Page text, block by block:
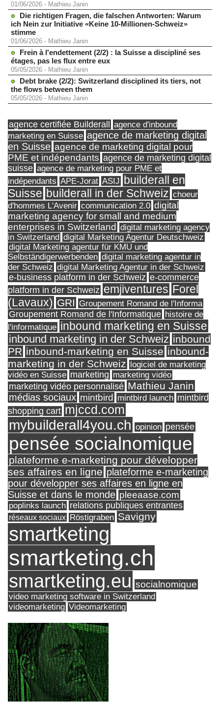
01/06/2026 - Mathieu Janin
Die richtigen Fragen, die falschen Antworten: Warum
ich Nein zur Initiative «Keine 10-Millionen-Schweiz»
stimme
01/06/2026 - Mathieu Janin
Frein à l'endettement (2/2) : la Suisse a discipliné ses
étages, pas les flux entre eux
05/05/2026 - Mathieu Janin
Debt brake (2/2): Switzerland disciplined its tiers, not
the flows between them
05/05/2026 - Mathieu Janin
agence certifiée Builderall
agence d'inbound
marketing en Suisse agence de marketing digital
en Suisse agence de marketing digital pour
PME et indépendants agence de marketing digital
suisse agence de marketing pour PME et
indépendants APE-Jorat ASIJ builderall en
Suisse builderall in der Schweiz choeur
d'hommes L'Avenir communication 2.0 digital
marketing agency for small and medium
enterprises in Switzerland digital marketing agency
in Switzerland digital Marketing Agentur Deutschweiz
digital Marketing agentur für KMU und
Selbständigerwerbenden digital marketing agentur in
der Schweiz digital Marketing Agentur in der Schweiz
e-business platform in der Schweiz e-commerce
platform in der Schweiz emjiventures Forel
(Lavaux) GRI Groupement Romand de l'Informa
Groupement Romand de l'Informatique histoire de
l'informatique inbound marketing en Suisse
inbound marketing in der Schweiz inbound
PR inbound-marketing en Suisse inbound-
marketing in der Schweiz logiciel de marketing
vidéo en Suisse marketing marketing vidéo
marketing vidéo personnalisé Mathieu Janin
médias sociaux mintbird mintbird launch mintbird
shopping cart mjccd.com
mybuilderall4you.ch opinion pensée
pensée socialnomique
plateforme e-marketing pour développer
ses affaires en ligne plateforme e-marketing
pour développer ses affaires en ligne en
Suisse et dans le monde pleeaase.com
poplinks launch relations publiques entrantes
réseaux sociaux Röstigraben Savigny
smartketing
smartketing.ch
smartketing.eu socialnomique
video marketing software in Switzerland
videomarketing Videomarketing